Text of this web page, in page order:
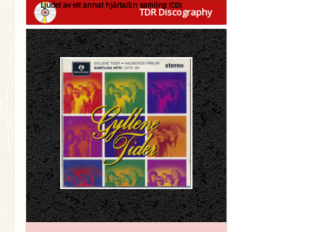
TDR Discography
Ljudet av ett annat hjärta/En samling (CD)